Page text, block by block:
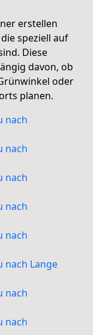
erstellen
speziell auf
Diese
davon, ob
oder
planen.
nach
nach
nach
nach
nach
nach Lange
nach
nach